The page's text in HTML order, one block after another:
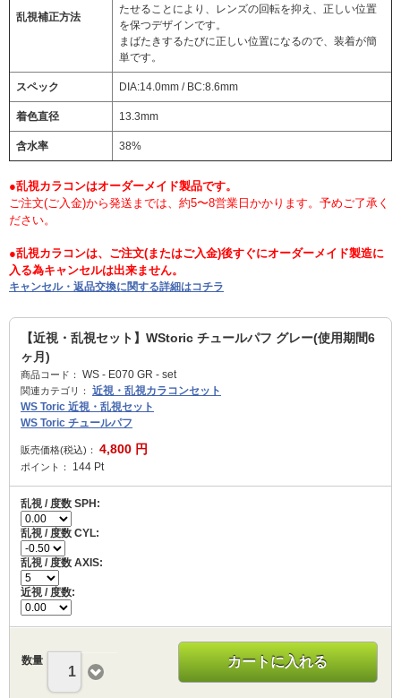
乱視補正方法
たせることにより、レンズの回転を抑え、正しい位置
を保つデザインです。
まばたきするたびに正しい位置になるので、装着が簡
単です。
スペック DIA:14.0mm / BC:8.6mm
着色直径 13.3mm
含水率 38%
●乱視カラコンはオーダーメイド製品です。
ご注文(ご入金)から発送までは、約5〜8営業日かかります。予めご了承く
ださい。
●乱視カラコンは、ご注文(またはご入金)後すぐにオーダーメイド製造に
入る為キャンセルは出来ません。
キャンセル・返品交換に関する詳細はコチラ
【近視・乱視セット】WStoric チュールパフ グレー(使用期間6
ヶ月)
商品コード： WS - E070 GR - set
関連カテゴリ：
近視・乱視カラコンセット
WS Toric 近視・乱視セット
WS Toric チュールパフ
販売価格(税込)： 4,800 円
ポイント： 144 Pt
乱視 / 度数 SPH:
乱視 / 度数 CYL:
乱視 / 度数 AXIS:
近視 / 度数:
数量
1
カートに入れる